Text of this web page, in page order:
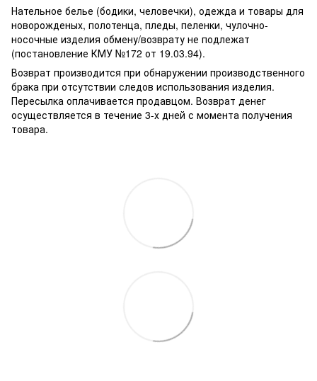
Нательное белье (бодики, человечки), одежда и товары для
новорожденых, полотенца, пледы, пеленки, чулочно-
носочные изделия обмену/возврату не подлежат
(постановление КМУ №172 от 19.03.94).
Возврат производится при обнаружении производственного
брака при отсутствии следов использования изделия.
Пересылка оплачивается продавцом. Возврат денег
осуществляется в течение 3-х дней с момента получения
товара.